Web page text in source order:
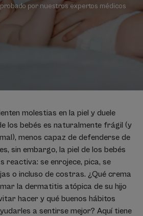
por nuestros expertos médicos
molestias en la piel y duele
los bebés es naturalmente frágil (y
menos capaz de defenderse de
sin embargo, la piel de los bebés
reactiva: se enrojece, pica, se
o incluso de costras. ¿Qué crema
la dermatitis atópica de su hijo
hacer y qué buenos hábitos
a sentirse mejor? Aquí tiene